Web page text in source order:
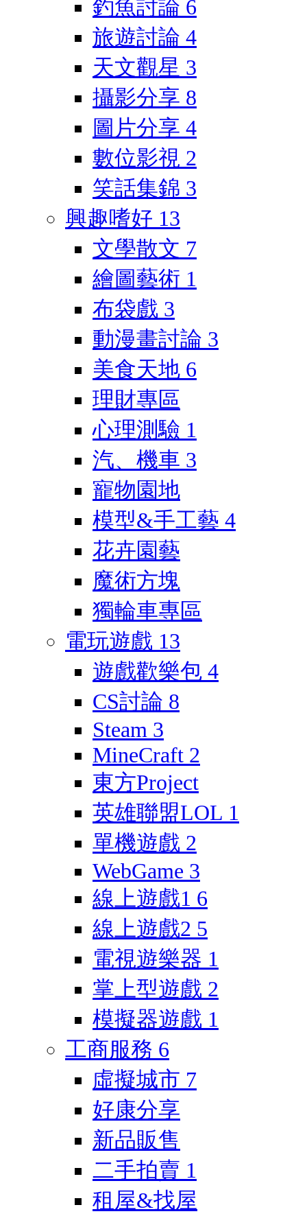
釣魚討論 6
旅遊討論 4
天文觀星 3
攝影分享 8
圖片分享 4
數位影視 2
笑話集錦 3
興趣嗜好 13
文學散文 7
繪圖藝術 1
布袋戲 3
動漫畫討論 3
美食天地 6
理財專區
心理測驗 1
汽、機車 3
寵物園地
模型&手工藝 4
花卉園藝
魔術方塊
獨輪車專區
電玩遊戲 13
遊戲歡樂包 4
CS討論 8
Steam 3
MineCraft 2
東方Project
英雄聯盟LOL 1
單機遊戲 2
WebGame 3
線上遊戲1 6
線上遊戲2 5
電視遊樂器 1
掌上型遊戲 2
模擬器遊戲 1
工商服務 6
虛擬城市 7
好康分享
新品販售
二手拍賣 1
租屋&找屋